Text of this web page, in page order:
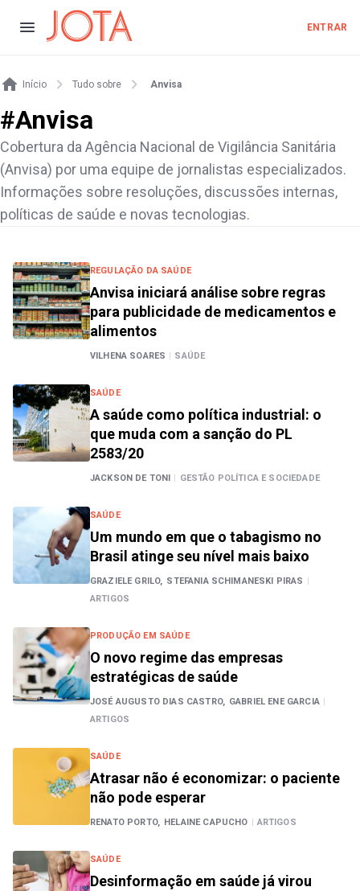
ENTRAR
Início Tudo sobre Anvisa
#Anvisa
Cobertura da Agência Nacional de Vigilância Sanitária
(Anvisa) por uma equipe de jornalistas especializados.
Informações sobre resoluções, discussões internas,
políticas de saúde e novas tecnologias.
REGULAÇÃO DA SAÚDE
Anvisa iniciará análise sobre regras
para publicidade de medicamentos e
alimentos
VILHENA SOARES | SAÚDE
SAÚDE
A saúde como política industrial: o
que muda com a sanção do PL
2583/20
JACKSON DE TONI | GESTÃO POLÍTICA E SOCIEDADE
SAÚDE
Um mundo em que o tabagismo no
Brasil atinge seu nível mais baixo
GRAZIELE GRILO, STEFANIA SCHIMANESKI PIRAS |
ARTIGOS
PRODUÇÃO EM SAÚDE
O novo regime das empresas
estratégicas de saúde
JOSÉ AUGUSTO DIAS CASTRO, GABRIEL ENE GARCIA |
ARTIGOS
SAÚDE
Atrasar não é economizar: o paciente
não pode esperar
RENATO PORTO, HELAINE CAPUCHO | ARTIGOS
SAÚDE
Desinformação em saúde já virou